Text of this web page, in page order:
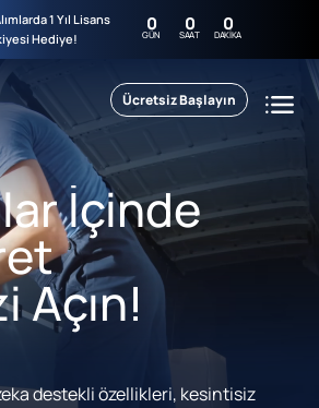
1 Yıl Lisans
Hediye!
0
GÜN 0
SAAT 0
DAKIKA
Ücretsiz Başlayın
İçinde
Açın!
destekli özellikleri, kesintisiz